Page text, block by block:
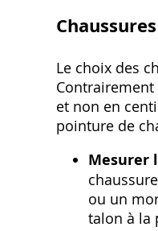
Le choix des
Contrairement
et non en
pointure de
Mesurer
ou un
talon à la